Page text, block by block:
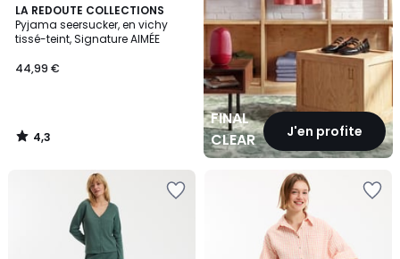
LA REDOUTE COLLECTIONS
Pyjama seersucker, en vichy
tissé-teint, Signature AIMÉE
44,99 €
4,3
/ 5
4,3
/
FINAL
CLEARANCEJ'en profite